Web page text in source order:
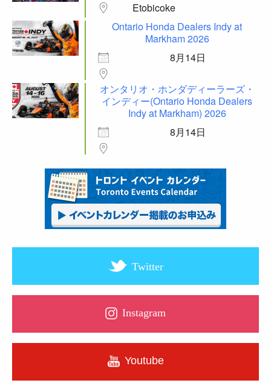
Etobicoke
Ontario Honda Dealers Indy at
Markham 2026
8月14日
オンタリオ・ホンダディーラーズ・
インディー(Ontario Honda Dealers
Indy at Markham) 2026
8月14日
Twitter
Instagram
Youtube